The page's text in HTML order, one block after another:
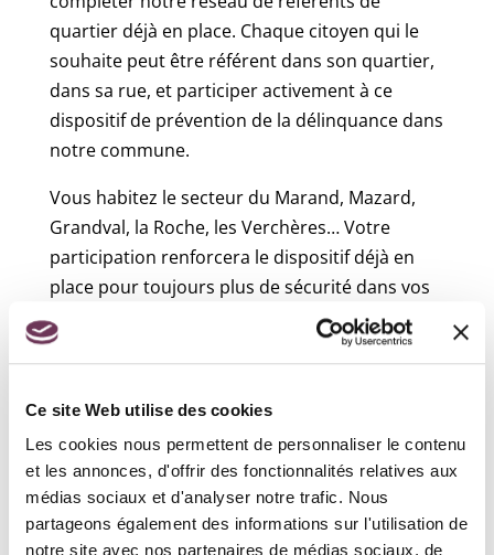
Ce site Web utilise des cookies
Les cookies nous permettent de personnaliser le contenu
et les annonces, d'offrir des fonctionnalités relatives aux
médias sociaux et d'analyser notre trafic. Nous
partageons également des informations sur l'utilisation de
notre site avec nos partenaires de médias sociaux, de
quartier déjà en place. Chaque citoyen qui le
souhaite peut être référent dans son quartier,
dans sa rue, et participer activement à ce
dispositif de prévention de la délinquance dans
notre commune.
Vous habitez le secteur du Marand, Mazard,
Grandval, la Roche, les Verchères… Votre
participation renforcera le dispositif déjà en
place pour toujours plus de sécurité dans vos
quartiers.
votre conseiller municipal délégué à la
sécurité :
Jean-baptiste PAULIN /
jbpaulin@civrieuxdazergues.fr